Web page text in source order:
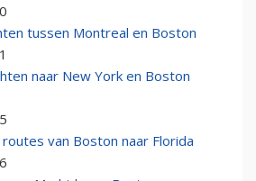
tussen Montreal en Boston
naar New York en Boston
van Boston naar Florida